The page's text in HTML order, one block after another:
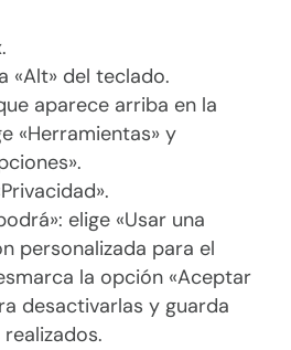
«Alt» del teclado.
aparece arriba en la
«Herramientas» y
elige «Usar una
personalizada para el
la opción «Aceptar
desactivarlas y guarda